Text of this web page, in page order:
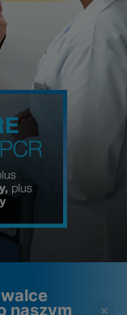
naszym